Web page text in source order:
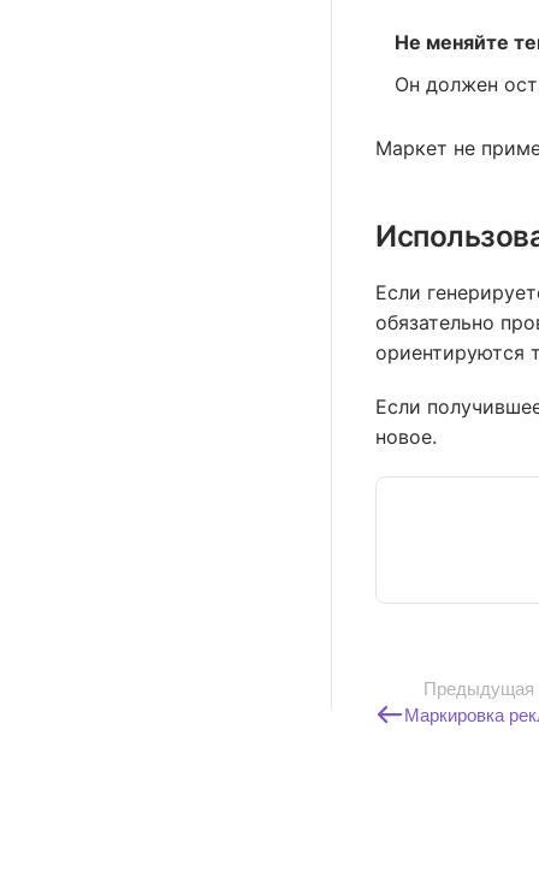
Не меняйте
Он должен
Маркет не
Если
обязательно
ориентируются
Если
новое.
Предыдущая
Маркировка